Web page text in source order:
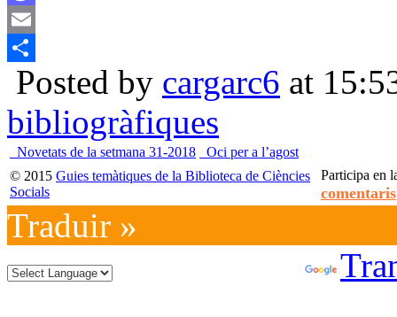
Mastodon
Email
Compartir
Posted by cargarc6 at
bibliogràfiques
Novetats de la setmana 31-2018
Oci per a l’agost
© 2015 Guies temàtiques de la Biblioteca de Ciències
Socials
Participa en
comentaris
Traduir »